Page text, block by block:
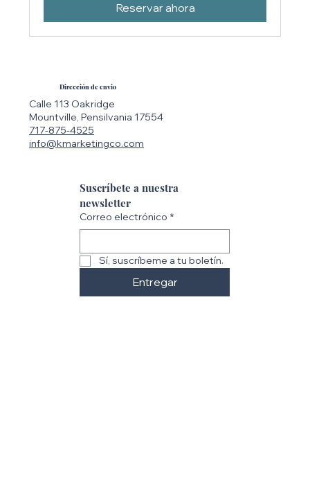
Reservar ahora
Dirección de envio
Calle 113 Oakridge
Mountville, Pensilvania 17554
717-875-4525
info@kmarketingco.com
Suscríbete a nuestra
newsletter
Correo electrónico *
Sí, suscríbeme a tu boletín.
Entregar